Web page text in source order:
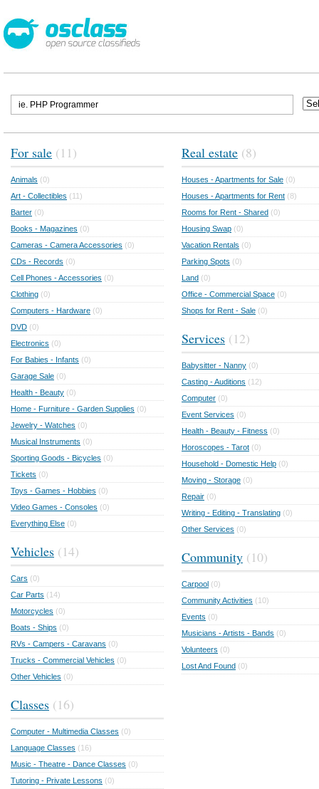
For sale (11)
Animals (0)
Art - Collectibles (11)
Barter (0)
Books - Magazines (0)
Cameras - Camera Accessories (0)
CDs - Records (0)
Cell Phones - Accessories (0)
Clothing (0)
Computers - Hardware (0)
DVD (0)
Electronics (0)
For Babies - Infants (0)
Garage Sale (0)
Health - Beauty (0)
Home - Furniture - Garden Supplies (0)
Jewelry - Watches (0)
Musical Instruments (0)
Sporting Goods - Bicycles (0)
Tickets (0)
Toys - Games - Hobbies (0)
Video Games - Consoles (0)
Everything Else (0)
Vehicles (14)
Cars (0)
Car Parts (14)
Motorcycles (0)
Boats - Ships (0)
RVs - Campers - Caravans (0)
Trucks - Commercial Vehicles (0)
Other Vehicles (0)
Classes (16)
Computer - Multimedia Classes (0)
Language Classes (16)
Music - Theatre - Dance Classes (0)
Tutoring - Private Lessons (0)
Real estate (8)
Houses - Apartments for Sale (0)
Houses - Apartments for Rent (8)
Rooms for Rent - Shared (0)
Housing Swap (0)
Vacation Rentals (0)
Parking Spots (0)
Land (0)
Office - Commercial Space (0)
Shops for Rent - Sale (0)
Services (12)
Babysitter - Nanny (0)
Casting - Auditions (12)
Computer (0)
Event Services (0)
Health - Beauty - Fitness (0)
Horoscopes - Tarot (0)
Household - Domestic Help (0)
Moving - Storage (0)
Repair (0)
Writing - Editing - Translating (0)
Other Services (0)
Community (10)
Carpool (0)
Community Activities (10)
Events (0)
Musicians - Artists - Bands (0)
Volunteers (0)
Lost And Found (0)